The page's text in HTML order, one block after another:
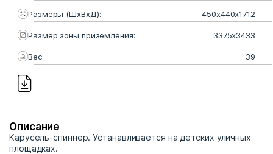
Размеры (ШхВхД): 450х440х1712
Размер зоны приземления: 3375х3433
Вес: 39
Описание
Карусель-спиннер. Устанавливается на детских уличных
площадках.